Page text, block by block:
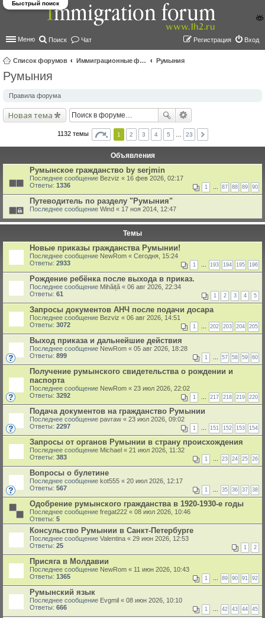
Меню Поиск Чат Вход
Регистрация
Список форумов Иммиграционные форумы | Immigration forums
Румыния
Быстрый поиск
Румыния
Правила форума
Новая тема
1132 темы 1 2 3 4 5 23
Объявления
Румынское гражданство by serjmin
Последнее сообщение Bezviz « 16 фев 2026, 02:17
Ответы: 1336 1 … 87 88 89 90
Путеводитель по разделу "Румыния"
Последнее сообщение Wind « 17 ноя 2014, 12:47
Темы
Новые приказы гражданства Румынии!
Последнее сообщение NewRom « Сегодня, 15:24
Ответы: 2933 1 … 193 194 195 196
Рождение ребёнка после выхода в приказ.
Последнее сообщение Mihăiță « 06 авг 2026, 22:34
Ответы: 61 1 2 3 4 5
Запросы документов АНЧ после подачи досара
Последнее сообщение Bezviz « 06 авг 2026, 14:51
Ответы: 3072 1 … 202 203 204 205
Выход приказа и дальнейшие действия
Последнее сообщение NewRom « 05 авг 2026, 18:28
Ответы: 899 1 … 57 58 59 60
Получение румынского свидетельства о рождении и
паспорта
Последнее сообщение NewRom « 23 июл 2026, 22:02
Ответы: 3292 1 … 217 218 219 220
Подача документов на гражданство Румынии
Последнее сообщение pavraw « 23 июл 2026, 09:02
Ответы: 2297 1 … 151 152 153 154
Запросы от органов Румынии в страну происхождения
Последнее сообщение Michael « 21 июл 2026, 11:32
Ответы: 383 1 … 23 24 25 26
Вопросы о булетине
Последнее сообщение kot555 « 20 июл 2026, 12:17
Ответы: 567 1 … 35 36 37 38
Одобрение румынского гражданства в 1920-1930-е годы
Последнее сообщение fregat222 « 08 июл 2026, 10:46
Ответы: 5
Консульство Румынии в Санкт-Петербурге
Последнее сообщение Valentina « 29 июн 2026, 12:53
Ответы: 25 1 2
Присяга в Молдавии
Последнее сообщение NewRom « 11 июн 2026, 10:43
Ответы: 1365 1 … 89 90 91 92
Румынский язык
Последнее сообщение Evgmil « 08 июн 2026, 10:10
Ответы: 666 1 … 42 43 44 45